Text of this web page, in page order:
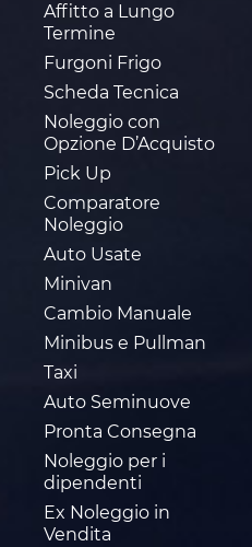
Affitto a Lungo
Termine
Furgoni Frigo
Scheda Tecnica
Noleggio con
Opzione D’Acquisto
Pick Up
Comparatore
Noleggio
Auto Usate
Minivan
Cambio Manuale
Minibus e Pullman
Taxi
Auto Seminuove
Pronta Consegna
Noleggio per i
dipendenti
Ex Noleggio in
Vendita